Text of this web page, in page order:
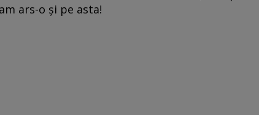
ars-o şi pe asta!